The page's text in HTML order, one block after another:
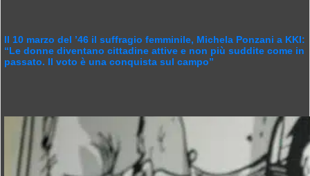
Il 10 marzo del ’46 il suffragio femminile, Michela Ponzani a KKI:
“Le donne diventano cittadine attive e non più suddite come in
passato. Il voto è una conquista sul campo”